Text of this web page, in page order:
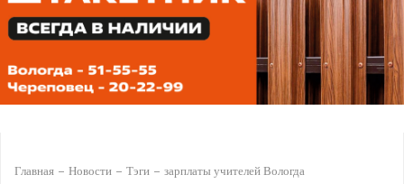
Главная Новости Тэги зарплаты учителей Вологда